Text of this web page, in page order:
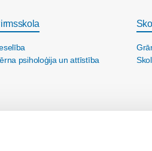
psiholoģija un attīstība